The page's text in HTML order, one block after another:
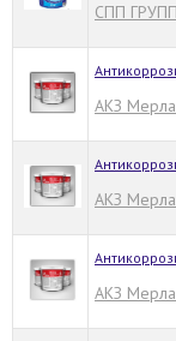
СПП ГРУПП
АКЗ
АКЗ
АКЗ